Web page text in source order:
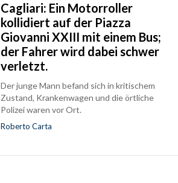
Cagliari: Ein Motorroller
kollidiert auf der Piazza
Giovanni XXIII mit einem Bus;
der Fahrer wird dabei schwer
verletzt.
Der junge Mann befand sich in kritischem
Zustand, Krankenwagen und die örtliche
Polizei waren vor Ort.
Roberto Carta